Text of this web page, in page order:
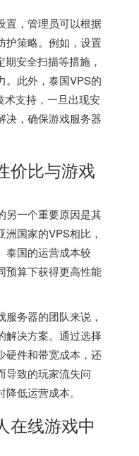
置，管理员可以根据
护策略。例如，设置
安全扫描等措施，
。此外，泰国VPS的
术支持，一旦出现安
决，确保游戏服务器
价比与游戏
另一个重要原因是其
国家的VPS相比，
泰国的运营成本较
预算下获得更高性能
务器的团队来说，
解决方案。通过选择
硬件和带宽成本，还
导致的玩家流失问
低运营成本。
在线游戏中